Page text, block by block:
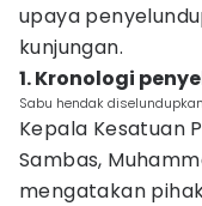
upaya
kunjungan.
1. Kronologi
Sabu hendak
Kepala Kesatuan
Sambas,
mengatakan